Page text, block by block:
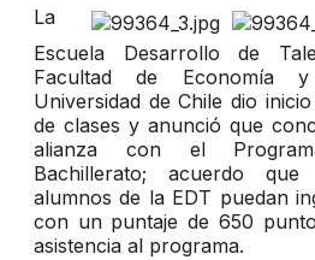
La
Escuela Desarrollo de
Facultad de Economía
Universidad de Chile dio
de clases y anunció que
alianza con el
Bachillerato; acuerdo
alumnos de la EDT puedan
con un puntaje de 650
asistencia al programa.